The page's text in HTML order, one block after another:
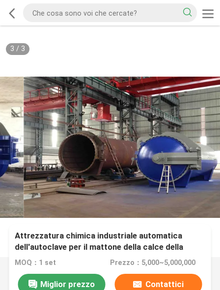
3 / 3
Attrezzatura chimica industriale automatica
dell'autoclave per il mattone della calce della
sabbia del vapore
MOQ：1 set Prezzo：5,000~5,000,000
Miglior prezzo Contattici